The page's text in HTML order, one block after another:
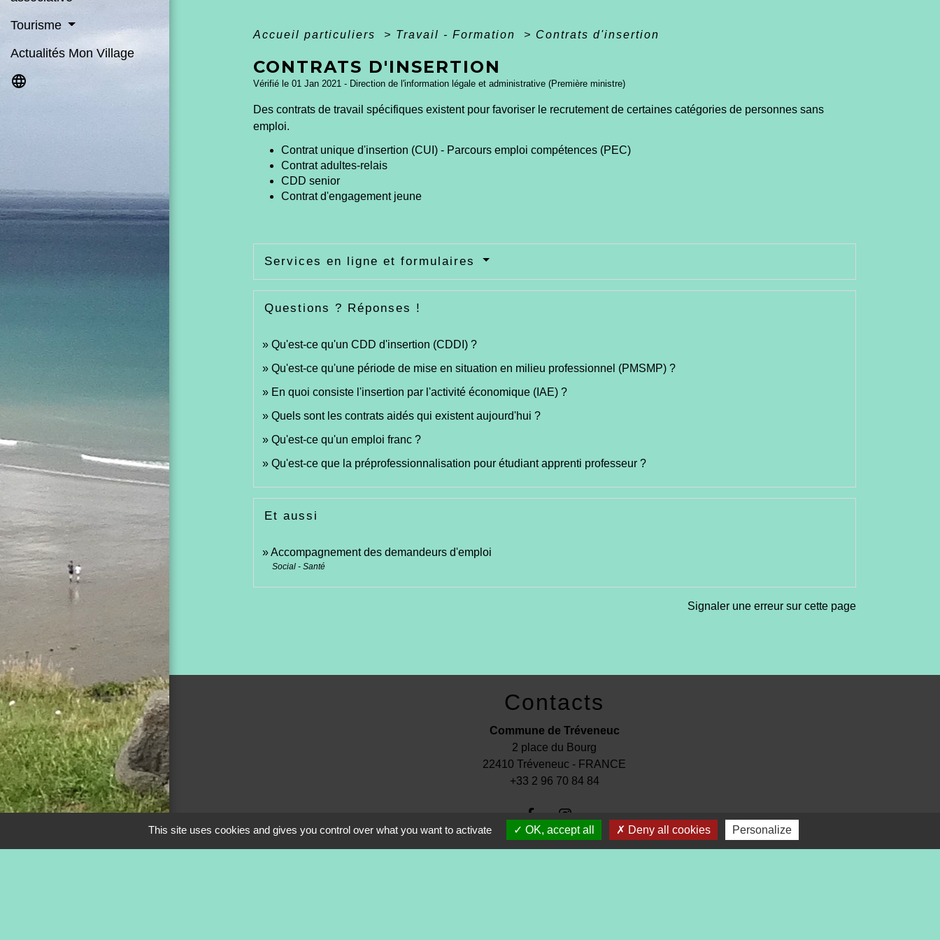
Tourisme
Actualités Mon Village
language
Accueil particuliers > Travail - Formation > Contrats d'insertion
CONTRATS D'INSERTION
Vérifié le 01 Jan 2021 - Direction de l'information légale et administrative (Première ministre)
Des contrats de travail spécifiques existent pour favoriser le recrutement de certaines catégories de personnes sans
emploi.
Contrat unique d'insertion (CUI) - Parcours emploi compétences (PEC)
Contrat adultes-relais
CDD senior
Contrat d'engagement jeune
Services en ligne et formulaires
Questions ? Réponses !
Qu'est-ce qu'un CDD d'insertion (CDDI) ?
Qu'est-ce qu'une période de mise en situation en milieu professionnel (PMSMP) ?
En quoi consiste l'insertion par l'activité économique (IAE) ?
Quels sont les contrats aidés qui existent aujourd'hui ?
Qu'est-ce qu'un emploi franc ?
Qu'est-ce que la préprofessionnalisation pour étudiant apprenti professeur ?
Et aussi
Accompagnement des demandeurs d'emploi
Social - Santé
Signaler une erreur sur cette page
Contacts
Commune de Tréveneuc
2 place du Bourg
22410 Tréveneuc - FRANCE
+33 2 96 70 84 84
This site uses cookies and gives you control over what you want to activate OK, accept all Deny all cookies Personalize